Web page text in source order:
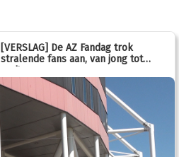
[VERSLAG] De AZ Fandag trok
stralende fans aan, van jong tot
oud!